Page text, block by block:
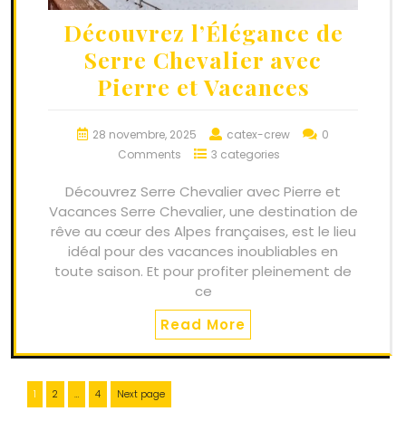
Découvrez l’Élégance de
Serre Chevalier avec
Pierre et Vacances
28 novembre, 2025 catex-crew
0
Comments
3 categories
Découvrez Serre Chevalier avec Pierre et
Vacances Serre Chevalier, une destination de
rêve au cœur des Alpes françaises, est le lieu
idéal pour des vacances inoubliables en
toute saison. Et pour profiter pleinement de
ce
Read More
Navigation
Page
1 Page
2 … Page
4 Next page